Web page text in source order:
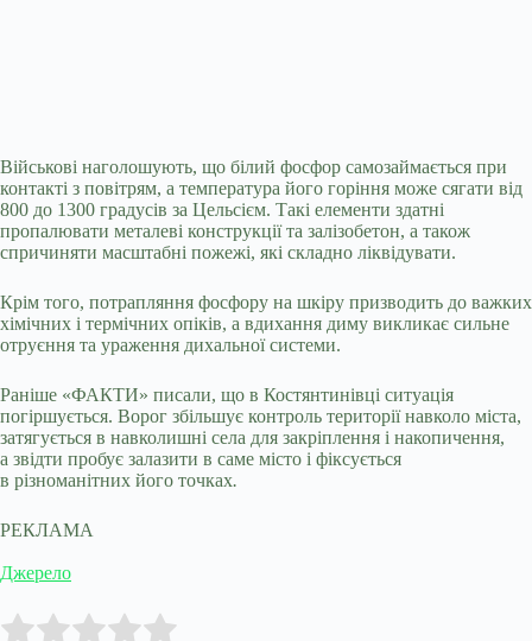
Військові наголошують, що білий фосфор самозаймається при
контакті з повітрям, а температура його горіння може сягати від
800 до 1300 градусів за Цельсієм. Такі елементи здатні
пропалювати металеві конструкції та залізобетон, а також
спричиняти масштабні пожежі, які складно ліквідувати.
Крім того, потрапляння фосфору на шкіру призводить до важких
хімічних і термічних опіків, а вдихання диму викликає сильне
отруєння та ураження дихальної системи.
Раніше «ФАКТИ» писали, що в Костянтинівці ситуація
погіршується. Ворог збільшує контроль території навколо міста,
затягується в навколишні села для закріплення і накопичення,
а звідти пробує залазити в саме місто і фіксується
в різноманітних його точках.
РЕКЛАМА
Джерело
Rate this item: